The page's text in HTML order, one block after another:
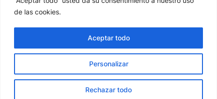
de las cookies.
Personalizar
Rechazar todo
Aceptar todo